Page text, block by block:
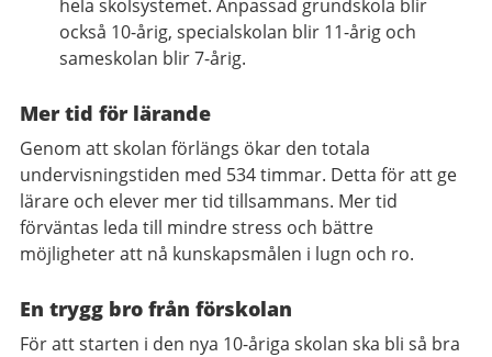
hela skolsystemet. Anpassad grundskola blir
också 10-årig, specialskolan blir 11-årig och
sameskolan blir 7-årig.
Mer tid för lärande
Genom att skolan förlängs ökar den totala
undervisningstiden med 534 timmar. Detta för att ge
lärare och elever mer tid tillsammans. Mer tid
förväntas leda till mindre stress och bättre
möjligheter att nå kunskapsmålen i lugn och ro.
En trygg bro från förskolan
För att starten i den nya 10-åriga skolan ska bli så bra